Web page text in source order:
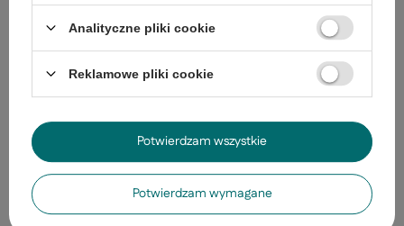
- +
DODAJ DO KOSZYKA
Bezpieczne zakupy
Analityczne pliki cookie
Reklamowe pliki cookie
Potwierdzam wymagane
Potwierdzam wszystkie